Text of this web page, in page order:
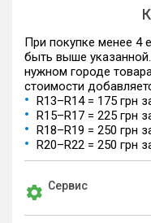
При покупке менее 4
быть выше
нужном городе
стоимости
R13–R14 = 175 грн
R15–R17 = 225 грн
R18–R19 = 250 грн
R20–R22 = 250 грн
Сервис